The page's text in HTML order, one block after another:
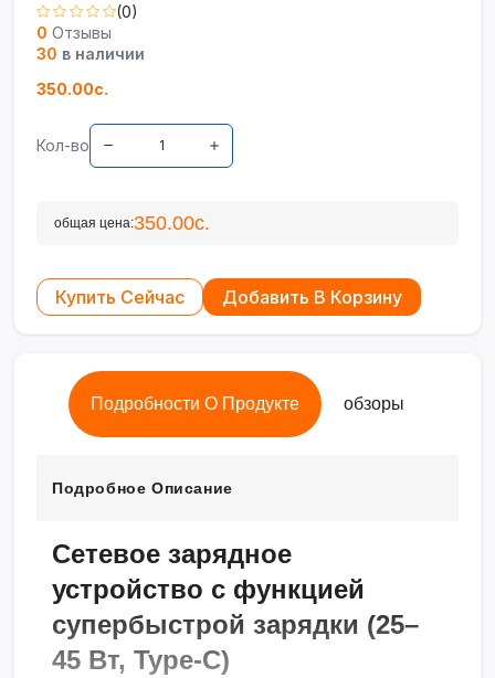
(0)
0 Отзывы
30 в наличии
350.00с.
Кол-во
общая цена:350.00с.
Купить Сейчас Добавить В Корзину
Подробности О Продукте обзоры
Подробное Описание
Сетевое зарядное
устройство с функцией
супербыстрой зарядки (25–
45 Вт, Type-C)